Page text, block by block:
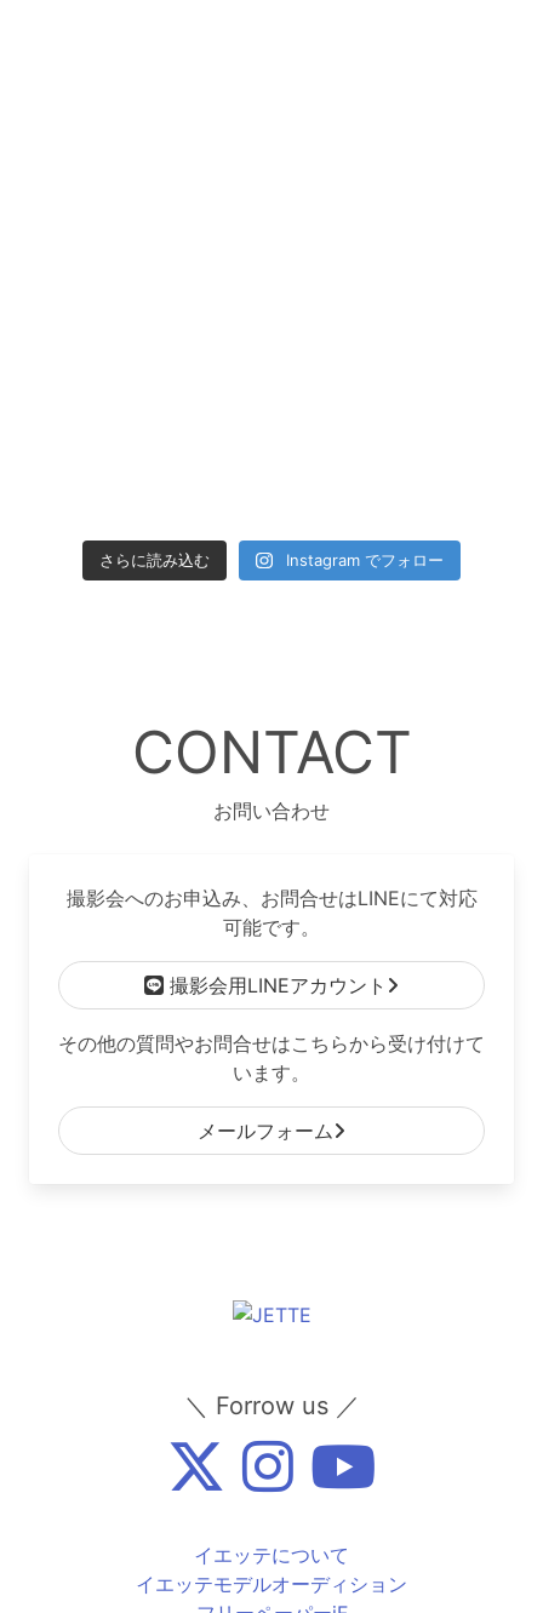
さらに読み込む Instagram でフォロー
CONTACT
お問い合わせ
撮影会へのお申込み、お問合せはLINEにて対応
可能です。
撮影会用LINEアカウント
その他の質問やお問合せはこちらから受け付けて
います。
メールフォーム
＼ Forrow us ／
イエッテについて
イエッテモデルオーディション